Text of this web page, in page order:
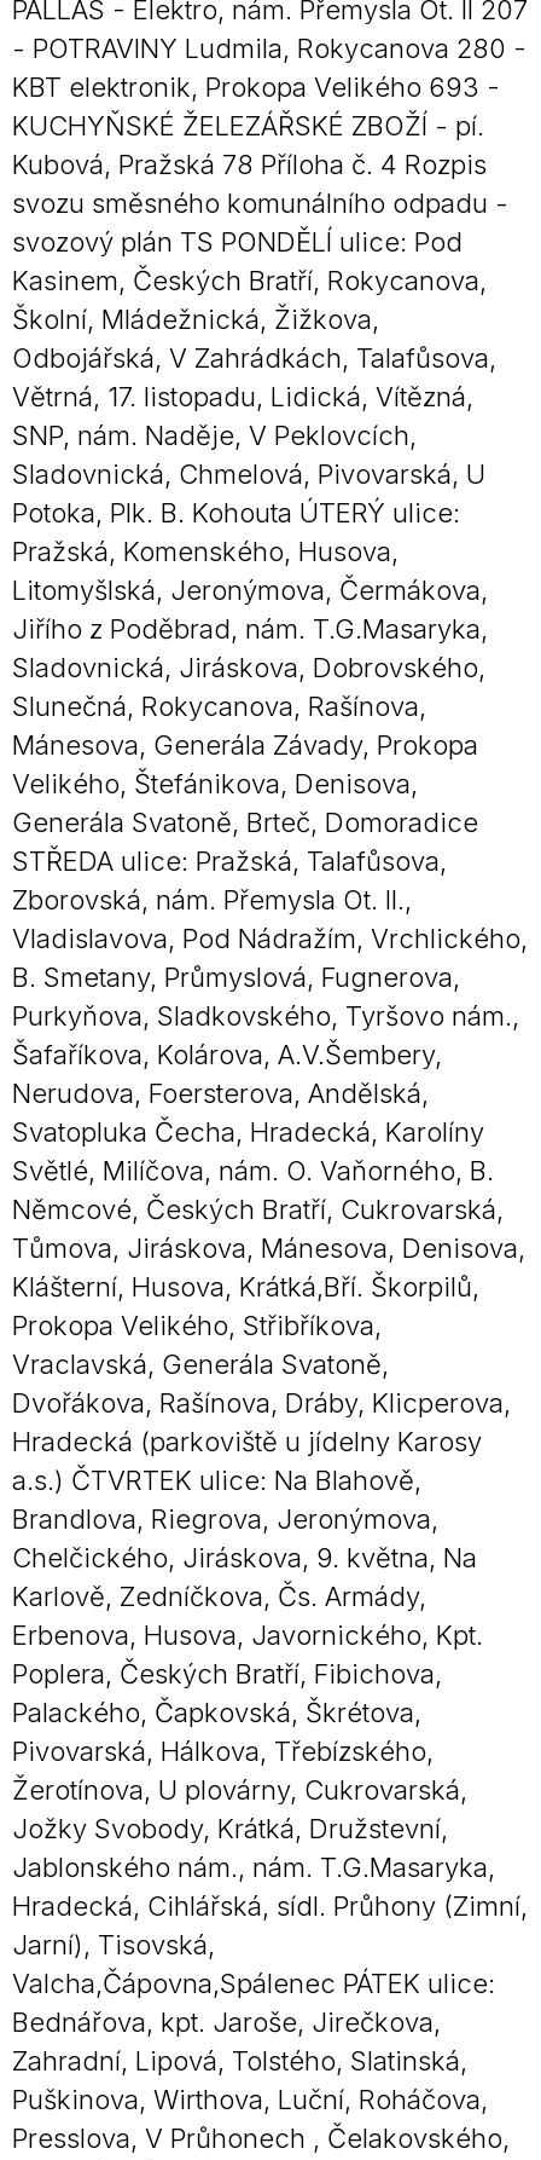
PALLAS - Elektro, nám. Přemysla Ot. II 207
- POTRAVINY Ludmila, Rokycanova 280 -
KBT elektronik, Prokopa Velikého 693 -
KUCHYŇSKÉ ŽELEZÁŘSKÉ ZBOŽÍ - pí.
Kubová, Pražská 78 Příloha č. 4 Rozpis
svozu směsného komunálního odpadu -
svozový plán TS PONDĚLÍ ulice: Pod
Kasinem, Českých Bratří, Rokycanova,
Školní, Mládežnická, Žižkova,
Odbojářská, V Zahrádkách, Talafůsova,
Větrná, 17. listopadu, Lidická, Vítězná,
SNP, nám. Naděje, V Peklovcích,
Sladovnická, Chmelová, Pivovarská, U
Potoka, Plk. B. Kohouta ÚTERÝ ulice:
Pražská, Komenského, Husova,
Litomyšlská, Jeronýmova, Čermákova,
Jiřího z Poděbrad, nám. T.G.Masaryka,
Sladovnická, Jiráskova, Dobrovského,
Slunečná, Rokycanova, Rašínova,
Mánesova, Generála Závady, Prokopa
Velikého, Štefánikova, Denisova,
Generála Svatoně, Brteč, Domoradice
STŘEDA ulice: Pražská, Talafůsova,
Zborovská, nám. Přemysla Ot. II.,
Vladislavova, Pod Nádražím, Vrchlického,
B. Smetany, Průmyslová, Fugnerova,
Purkyňova, Sladkovského, Tyršovo nám.,
Šafaříkova, Kolárova, A.V.Šembery,
Nerudova, Foersterova, Andělská,
Svatopluka Čecha, Hradecká, Karolíny
Světlé, Milíčova, nám. O. Vaňorného, B.
Němcové, Českých Bratří, Cukrovarská,
Tůmova, Jiráskova, Mánesova, Denisova,
Klášterní, Husova, Krátká,Bří. Škorpilů,
Prokopa Velikého, Střibříkova,
Vraclavská, Generála Svatoně,
Dvořákova, Rašínova, Dráby, Klicperova,
Hradecká (parkoviště u jídelny Karosy
a.s.) ČTVRTEK ulice: Na Blahově,
Brandlova, Riegrova, Jeronýmova,
Chelčického, Jiráskova, 9. května, Na
Karlově, Zedníčkova, Čs. Armády,
Erbenova, Husova, Javornického, Kpt.
Poplera, Českých Bratří, Fibichova,
Palackého, Čapkovská, Škrétova,
Pivovarská, Hálkova, Třebízského,
Žerotínova, U plovárny, Cukrovarská,
Jožky Svobody, Krátká, Družstevní,
Jablonského nám., nám. T.G.Masaryka,
Hradecká, Cihlářská, sídl. Průhony (Zimní,
Jarní), Tisovská,
Valcha,Čápovna,Spálenec PÁTEK ulice:
Bednářova, kpt. Jaroše, Jirečkova,
Zahradní, Lipová, Tolstého, Slatinská,
Puškinova, Wirthova, Luční, Roháčova,
Presslova, V Průhonech , Čelakovského,